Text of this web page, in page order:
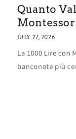
Quanto
JULY 27, 2026
La 1000 Lire con
banconote più